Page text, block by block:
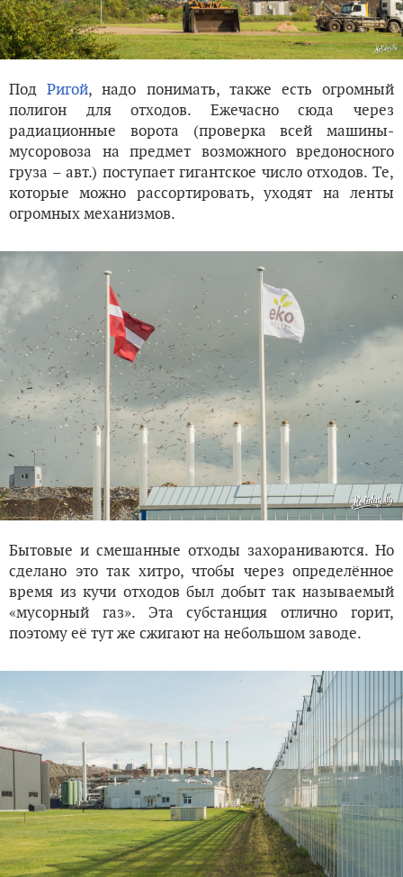
ПодРигой, надо понимать, также есть огромный
полигон для отходов. Ежечасно сюда через
радиационные ворота (проверка всей машины-
мусоровоза на предмет возможного вредоносного
груза – авт.) поступает гигантское число отходов. Те,
которые можно рассортировать, уходят на ленты
огромных механизмов.
Бытовые и смешанные отходы захораниваются. Но
сделано это так хитро, чтобы через определённое
время из кучи отходов был добыт так называемый
«мусорный газ». Эта субстанция отлично горит,
поэтому её тут же сжигают на небольшом заводе.